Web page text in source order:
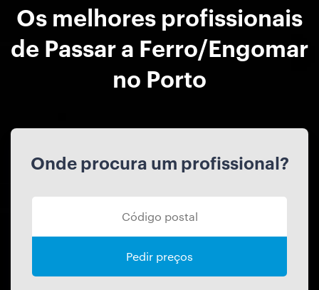
Os melhores profissionais
de Passar a Ferro/Engomar
no Porto
Onde procura um profissional?
Pedir preços